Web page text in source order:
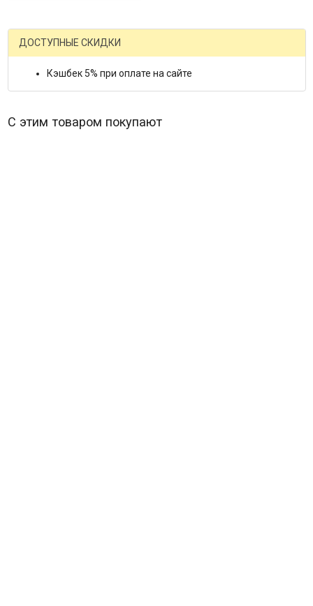
ДОСТУПНЫЕ СКИДКИ
Кэшбек 5% при оплате на сайте
С этим товаром покупают